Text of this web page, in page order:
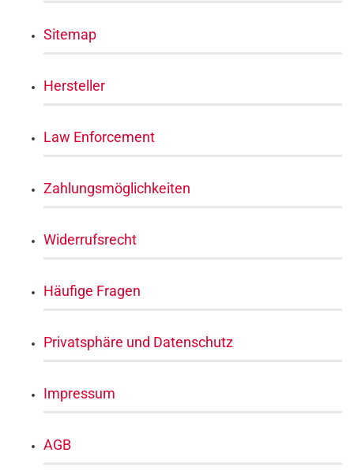
Sitemap
Hersteller
Law Enforcement
Zahlungsmöglichkeiten
Widerrufsrecht
Häufige Fragen
Privatsphäre und Datenschutz
Impressum
AGB